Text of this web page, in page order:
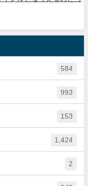
584
993
153
1,424
2